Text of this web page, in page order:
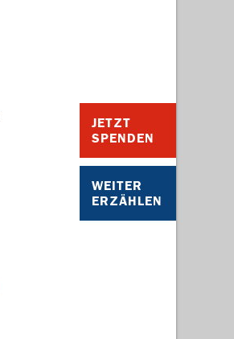
JETZT
SPENDEN
WEITER
ERZÄHLEN